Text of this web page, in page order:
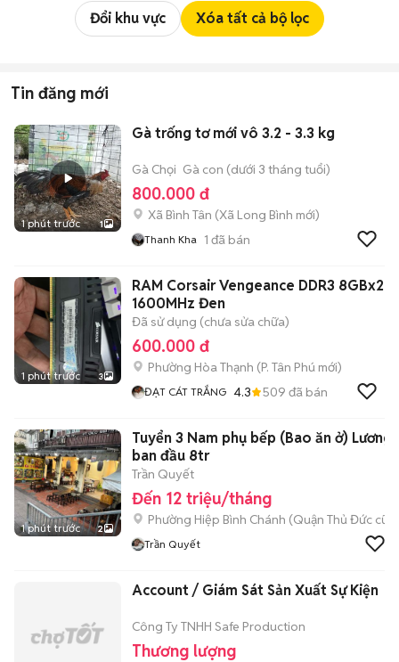
Đổi khu vực Xóa tất cả bộ lọc
Tin đăng mới
1 phút trước 1
Gà trống tơ mới vô 3.2 - 3.3 kg
Gà Chọi Gà con (dưới 3 tháng tuổi)
800.000 đ
Xã Bình Tân (Xã Long Bình mới)
Thanh Kha 1 đã bán
1 phút trước 3
RAM Corsair Vengeance DDR3 8GBx2
1600MHz Đen
Đã sử dụng (chưa sửa chữa)
600.000 đ
Phường Hòa Thạnh (P. Tân Phú mới)
ĐẠT CÁT TRẮNG 4.3 509 đã bán
1 phút trước 2
Tuyển 3 Nam phụ bếp (Bao ăn ở) Lương
ban đầu 8tr
Trần Quyết
Đến 12 triệu/tháng
Phường Hiệp Bình Chánh (Quận Thủ Đức cũ)
Trần Quyết
Account / Giám Sát Sản Xuất Sự Kiện
Công Ty TNHH Safe Production
Thương lượng